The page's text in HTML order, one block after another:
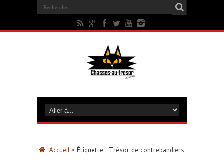
Accueil » Étiquette : Trésor de contrebandiers